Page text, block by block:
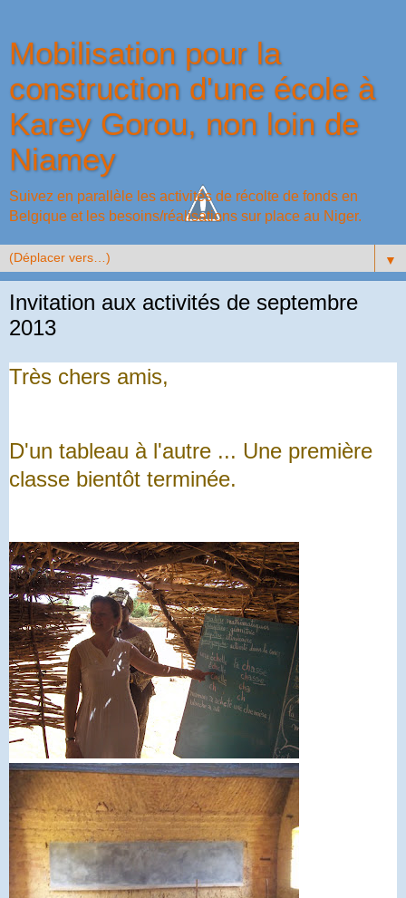
Mobilisation pour la
construction d'une école à
Karey Gorou, non loin de
Niamey
Suivez en parallèle les activités de récolte de fonds en
Belgique et les besoins/réalisations sur place au Niger.
▼
Invitation aux activités de septembre
2013
Très chers amis,
D'un tableau à l'autre ... Une première
classe bientôt terminée.